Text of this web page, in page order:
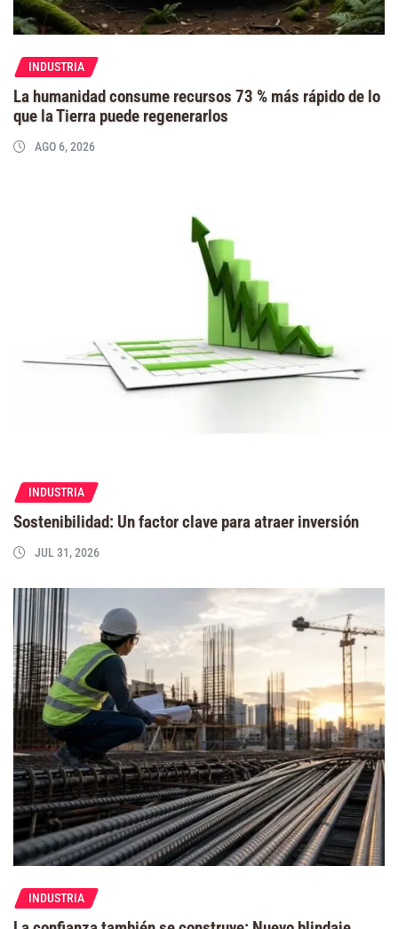
INDUSTRIA
La humanidad consume recursos 73 % más rápido de lo
que la Tierra puede regenerarlos
AGO 6, 2026
INDUSTRIA
Sostenibilidad: Un factor clave para atraer inversión
JUL 31, 2026
INDUSTRIA